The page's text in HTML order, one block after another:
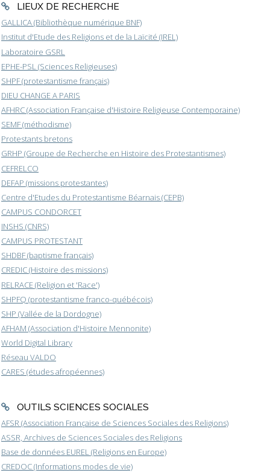
LIEUX DE RECHERCHE
GALLICA (Bibliothèque numérique BNF)
Institut d'Etude des Religions et de la Laïcité (IREL)
Laboratoire GSRL
EPHE-PSL (Sciences Religieuses)
SHPF (protestantisme français)
DIEU CHANGE A PARIS
AFHRC (Association Française d'Histoire Religieuse Contemporaine)
SEMF (méthodisme)
Protestants bretons
GRHP (Groupe de Recherche en Histoire des Protestantismes)
CEFRELCO
DEFAP (missions protestantes)
Centre d'Etudes du Protestantisme Béarnais (CEPB)
CAMPUS CONDORCET
INSHS (CNRS)
CAMPUS PROTESTANT
SHDBF (baptisme français)
CREDIC (Histoire des missions)
RELRACE (Religion et 'Race')
SHPFQ (protestantisme franco-québécois)
SHP (Vallée de la Dordogne)
AFHAM (Association d'Histoire Mennonite)
World Digital Library
Réseau VALDO
CARES (études afropéennes)
OUTILS SCIENCES SOCIALES
AFSR (Association Française de Sciences Sociales des Religions)
ASSR, Archives de Sciences Sociales des Religions
Base de données EUREL (Religions en Europe)
CREDOC (Informations modes de vie)